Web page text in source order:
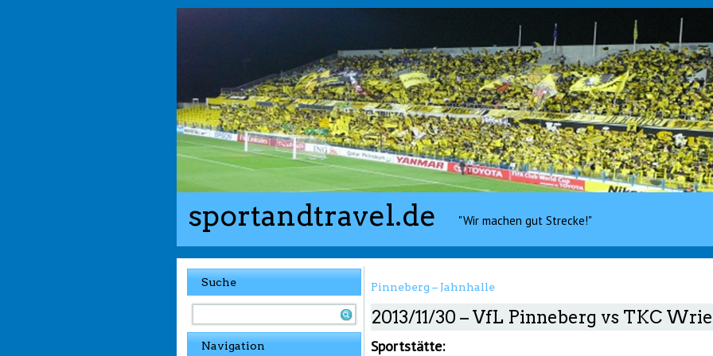
sportandtravel.de "Wir machen gut Strecke!"
Suche
Navigation
Pinneberg – Jahnhalle
2013/11/30 – VfL Pinneberg vs TKC
Sportstätte: